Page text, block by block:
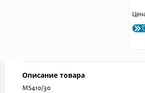
Описание товара
MS410/30